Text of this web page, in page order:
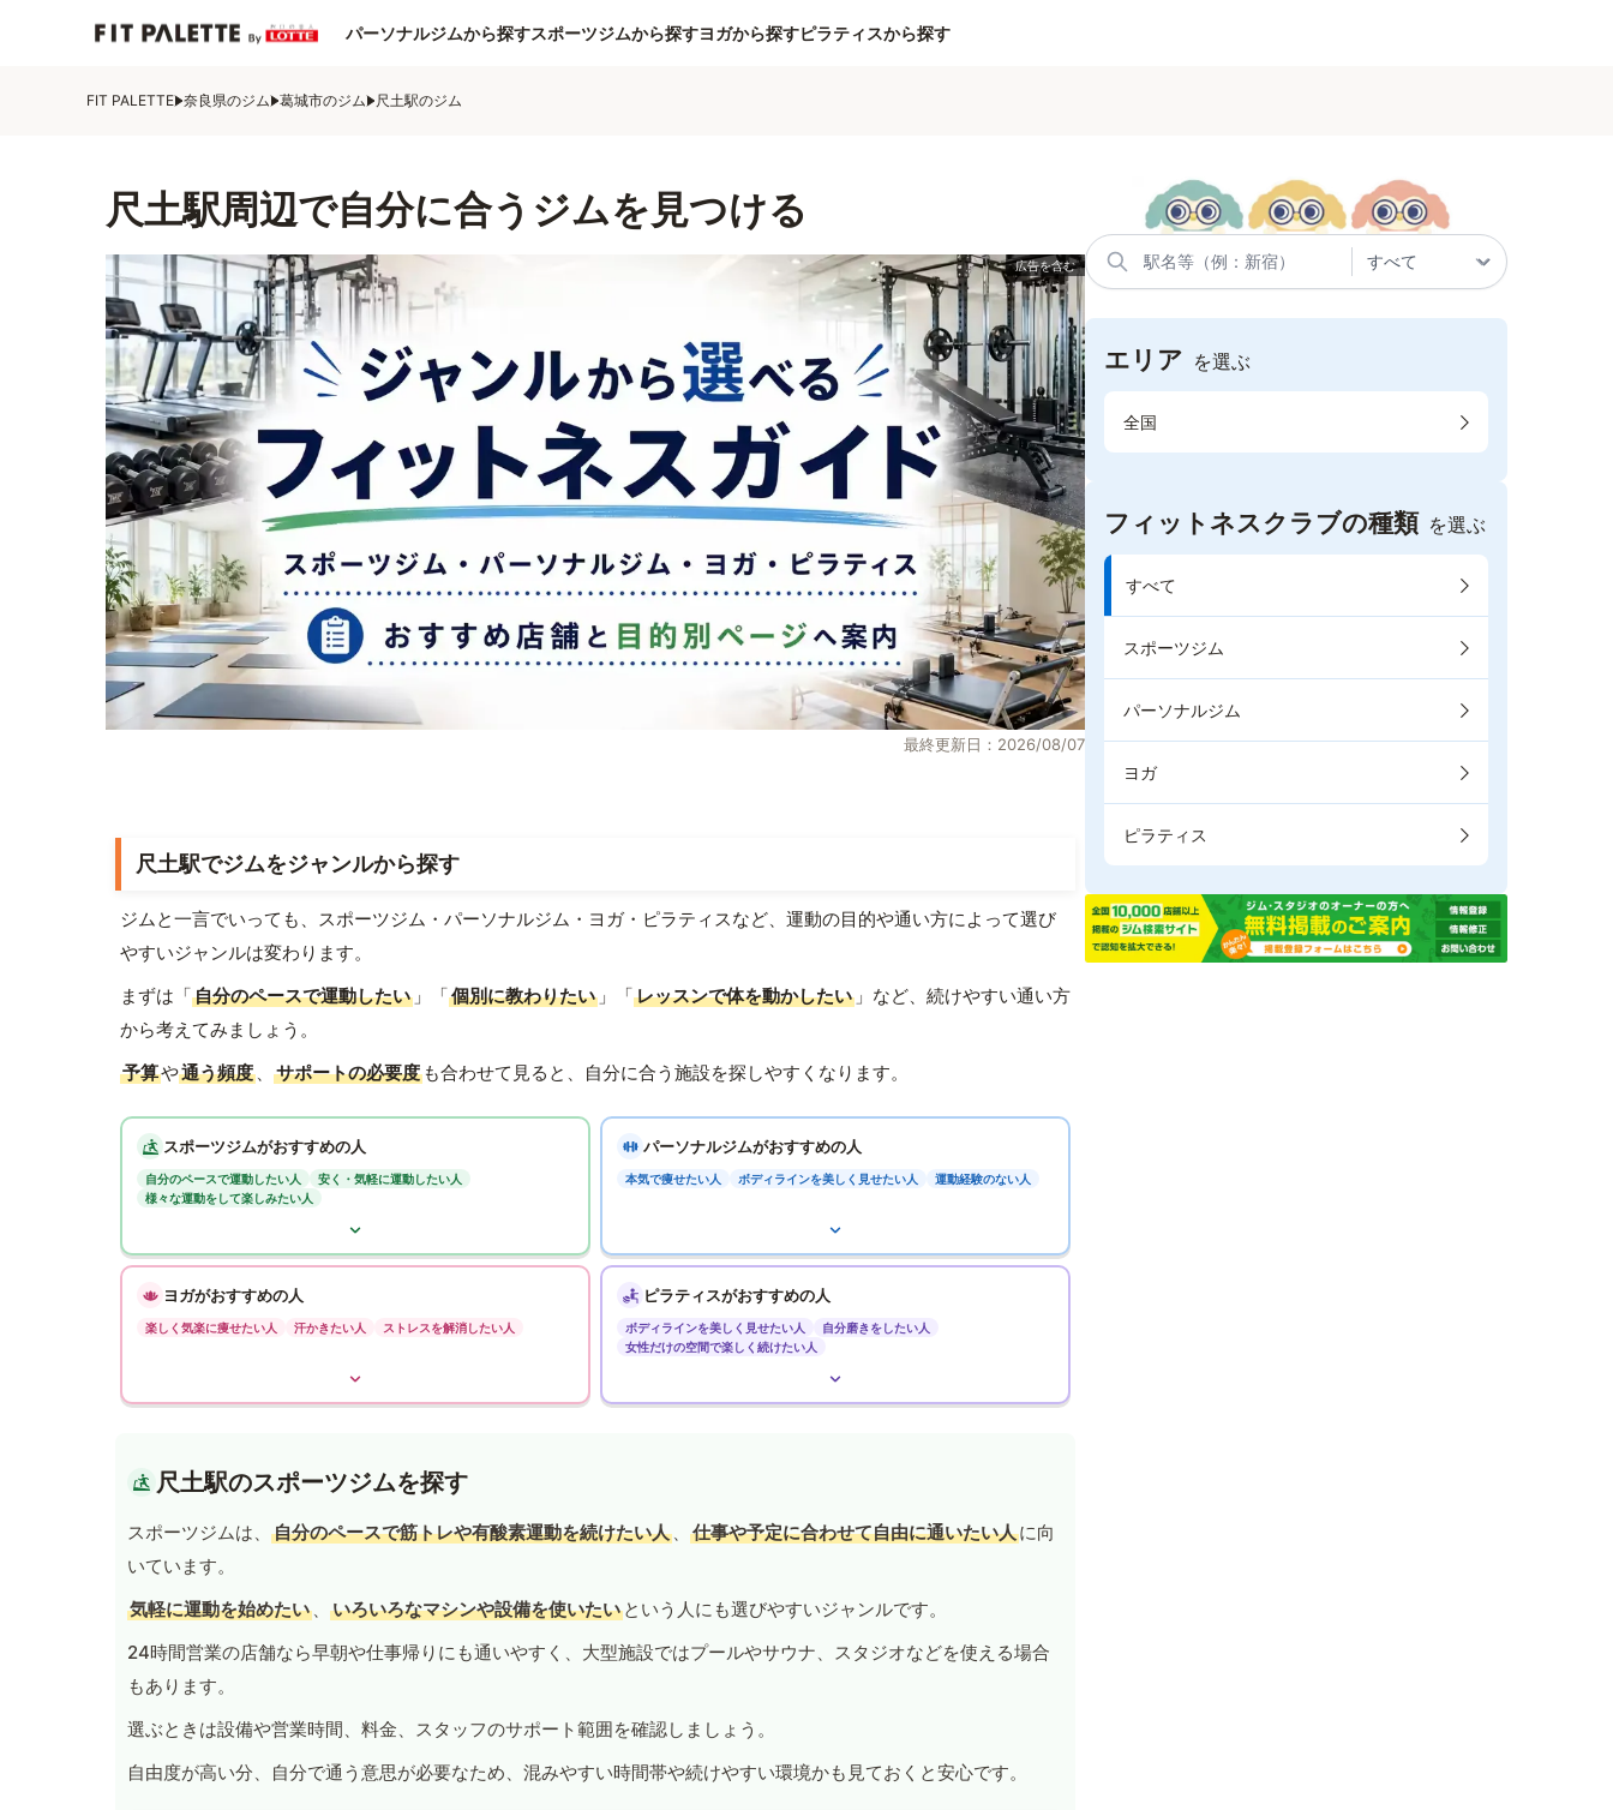
パーソナルジムから探すスポーツジムから探すヨガから探すピラティスから探す
FIT PALETTE 奈良県のジム 葛城市のジム 尺土駅のジム
尺土駅周辺で自分に合うジムを見つける
最終更新日：2026/08/07
尺土駅でジムをジャンルから探す
ジムと一言でいっても、スポーツジム・パーソナルジム・ヨガ・ピラティスなど、運動の目的や通い方によって選び
やすいジャンルは変わります。
まずは「自分のペースで運動したい 」「個別に教わりたい 」「レッスンで体を動かしたい 」など、続けやすい通い方
から考えてみましょう。
予算や通う頻度 、 サポートの必要度 も合わせて見ると、自分に合う施設を探しやすくなります。
スポーツジムがおすすめの人
自分のペースで運動したい人
安く・気軽に運動したい人
様々な運動をして楽しみたい人
パーソナルジムがおすすめの人
本気で痩せたい人 ボディラインを美しく見せたい人 運動経験のない人
ヨガがおすすめの人
楽しく気楽に痩せたい人 汗かきたい人 ストレスを解消したい人
ピラティスがおすすめの人
ボディラインを美しく見せたい人
自分磨きをしたい人
女性だけの空間で楽しく続けたい人
尺土駅のスポーツジムを探す
スポーツジムは、 自分のペースで筋トレや有酸素運動を続けたい人 、 仕事や予定に合わせて自由に通いたい人に向
いています。
気軽に運動を始めたい 、 いろいろなマシンや設備を使いたい という人にも選びやすいジャンルです。
24時間営業の店舗なら早朝や仕事帰りにも通いやすく、大型施設ではプールやサウナ、スタジオなどを使える場合
もあります。
選ぶときは設備や営業時間、料金、スタッフのサポート範囲を確認しましょう。
自由度が高い分、自分で通う意思が必要なため、混みやすい時間帯や続けやすい環境かも見ておくと安心です。
エリア を選ぶ
全国
フィットネスクラブの種類 を選ぶ
すべて
スポーツジム
パーソナルジム
ヨガ
ピラティス